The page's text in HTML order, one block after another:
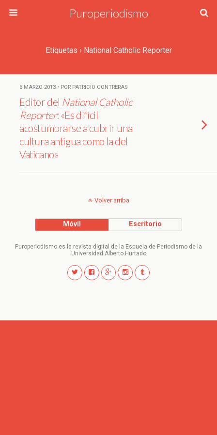
Puroperiodismo
Etiquetas › National Catholic Reporter
6 MARZO 2013 • POR PATRICIO CONTRERAS
Editor del National Catholic
Reporter: «Es difícil
acostumbrarse a cubrir una
cultura antigua como la del
Vaticano»
Volver arriba
Móvil Escritorio
Puroperiodismo es la revista digital de la Escuela de Periodismo de la
Universidad Alberto Hurtado